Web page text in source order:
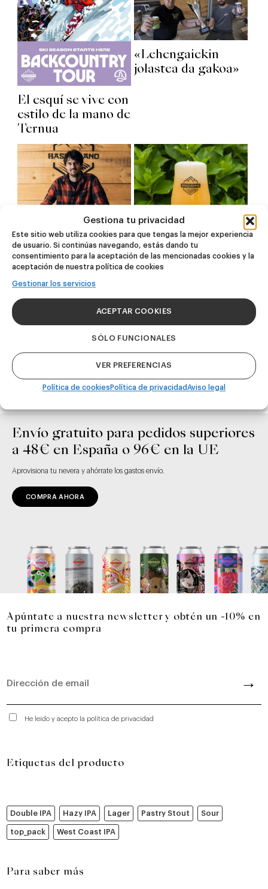
Gestiona tu privacidad
Este sitio web utiliza cookies para que tengas la mejor experiencia
de usuario. Si continúas navegando, estás dando tu
consentimiento para la aceptación de las mencionadas cookies y la
aceptación de nuestra política de cookies
Gestionar los servicios
ACEPTAR COOKIES
SÓLO FUNCIONALES
VER PREFERENCIAS
Política de cookies Política de privacidadAviso legal
El esquí se vive con
estilo de la mano de
Ternua
«Lehengaiekin
jolastea da gakoa»
Hablamos de Hazy
IPAs con Oscar
Saenz, Head
Brewer de
Basqueland
Qué es la cerveza
se ha puesto de
moda
Envío gratuito para pedidos superiores
a 48€ en España o 96€ en la UE
Aprovisiona tu nevera y ahórrate los gastos envío.
COMPRA AHORA
Apúntate a nuestra newsletter y obtén un -10% en
tu primera compra
He leído y acepto la política de privacidad
Etiquetas del producto
Double IPA Hazy IPA Lager Pastry Stout Sour
top_pack West Coast IPA
Para saber más